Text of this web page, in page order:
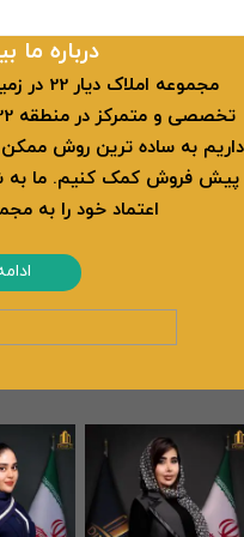
​​درباره ما
داریم به ساده ترین روش ممکن
پیش فروش کمک کنیم. ما به
اعتماد خود را به